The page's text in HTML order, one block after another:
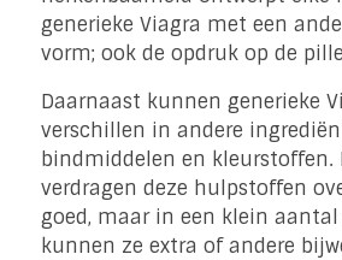
generieke Viagra met een
vorm; ook de opdruk op de
Daarnaast kunnen generieke
verschillen in andere
bindmiddelen en kleurstoffen.
verdragen deze hulpstoffen
goed, maar in een klein aantal
kunnen ze extra of andere